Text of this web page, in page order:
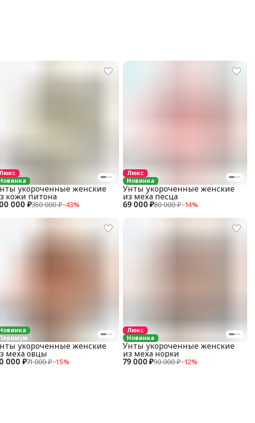
000 ₽350 000 ₽−43%
укороченные женские
кожи питона
Люкс
Новинка
69 000 ₽80 000 ₽−14%
Унты укороченные женские
из меха песца
000 ₽71 000 ₽−15%
укороченные женские
меха овцы
Люкс
Новинка
79 000 ₽90 000 ₽−12%
Унты укороченные женские
из меха норки